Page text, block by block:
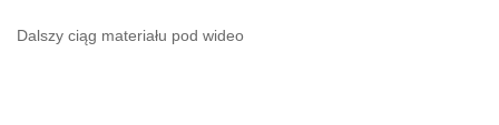
Dalszy ciąg materiału pod wideo